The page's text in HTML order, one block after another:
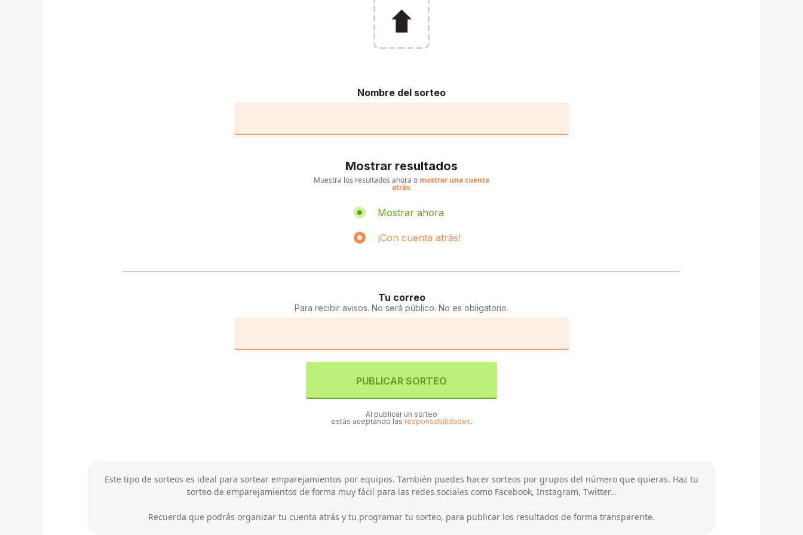
Nombre del sorteo
Mostrar resultados
Muestra los resultados ahora o mostrar una cuenta
atrás.
Mostrar ahora
¡Con cuenta atrás!
Tu correo
Para recibir avisos. No será público. No es obligatorio.
PUBLICAR SORTEO
Al publicar un sorteo
estás aceptando las responsabilidades.
Este tipo de sorteos es ideal para sortear emparejamientos por equipos. También puedes hacer sorteos por grupos del número que quieras. Haz tu
sorteo de emparejamientos de forma muy fácil para las redes sociales como Facebook, Instagram, Twitter...
Recuerda que podrás organizar tu cuenta atrás y tu programar tu sorteo, para publicar los resultados de forma transparente.